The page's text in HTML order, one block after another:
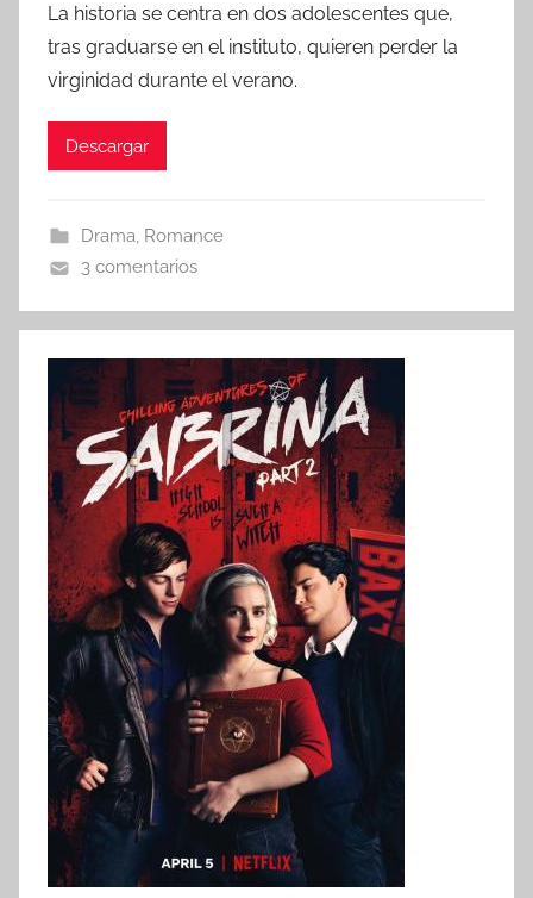
r
La historia se centra en dos adolescentes que,
tras graduarse en el instituto, quieren perder la
virginidad durante el verano.
Descargar
Drama, Romance
3 comentarios